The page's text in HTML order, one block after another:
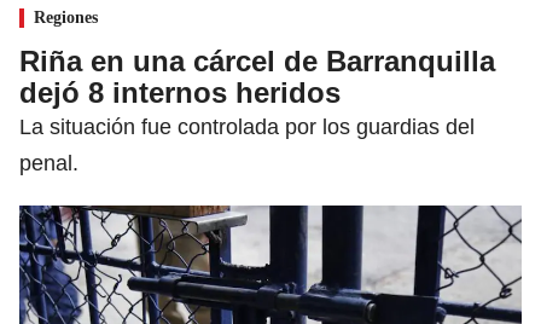
Regiones
Riña en una cárcel de Barranquilla
dejó 8 internos heridos
La situación fue controlada por los guardias del
penal.